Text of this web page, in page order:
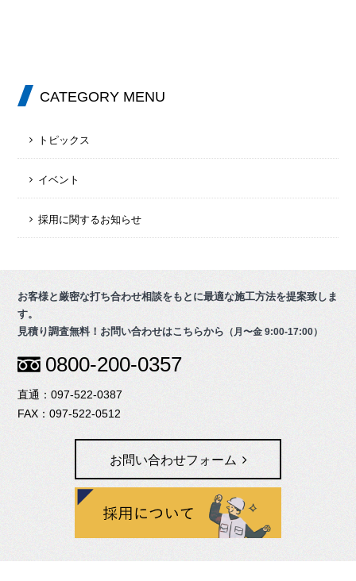
CATEGORY MENU
トピックス
イベント
採用に関するお知らせ
お客様と厳密な打ち合わせ相談をもとに最適な施工方法を提案致しま
す。
見積り調査無料！お問い合わせはこちらから （月〜金 9:00-17:00）
0800-200-0357
097-522-0387
097-522-0512
お問い合わせフォーム